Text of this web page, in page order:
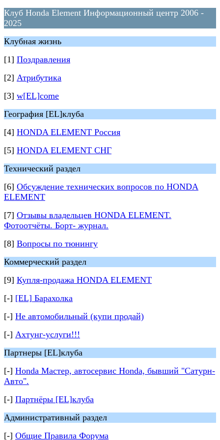
Клуб Honda Element Информационный центр 2006 -
2025
Клубная жизнь
[1] Поздравления
[2] Атрибутика
[3] w[EL]come
География [EL]клуба
[4] HONDA ELEMENT Россия
[5] HONDA ELEMENT СНГ
Технический раздел
[6] Обсуждение технических вопросов по HONDA
ELEMENT
[7] Отзывы владельцев HONDA ELEMENT.
Фотоотчёты. Борт- журнал.
[8] Вопросы по тюнингу
Коммерческий раздел
[9] Купля-продажа HONDA ELEMENT
[-] [EL] Барахолка
[-] Не автомобильный (купи продай)
[-] Ахтунг-услуги!!!
Партнеры [EL]клуба
[-] Honda Мастер, автосервис Honda, бывший "Сатурн-
Авто".
[-] Партнёры [EL]клуба
Административный раздел
[-] Общие Правила Форума